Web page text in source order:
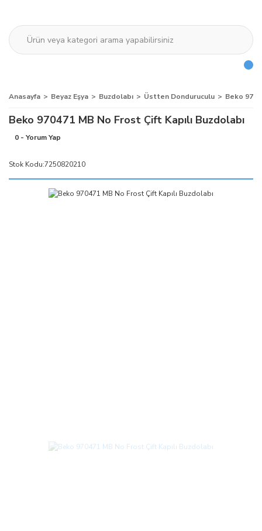
Anasayfa Beyaz Eşya Buzdolabı Üstten Donduruculu Beko
Beko 970471 MB No Frost Çift Kapılı Buzdolabı
0 - Yorum Yap
Stok Kodu:7250820210